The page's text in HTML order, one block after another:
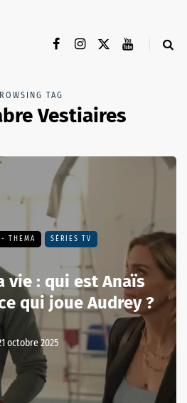
TAG
Vestiaires
- THEMA SÉRIES TV
vie : qui est Anaïs
qui joue Audrey ?
octobre 2025